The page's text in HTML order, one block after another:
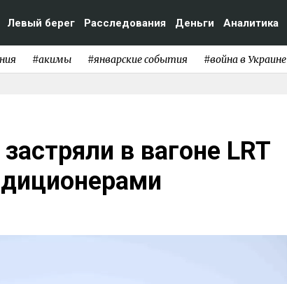
Левый берег Расследования Деньги Аналитика
#акимы #январские события #война в Украине
в вагоне LRT